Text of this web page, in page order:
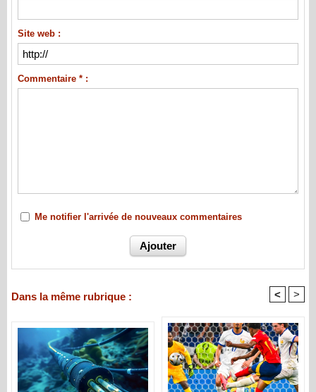
Site web :
Commentaire * :
Me notifier l'arrivée de nouveaux commentaires
Dans la même rubrique : < >